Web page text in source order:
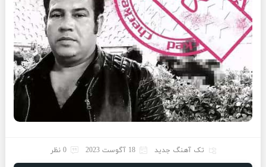
تک آهنگ جدید 18 آگوست 2023 0 نظر